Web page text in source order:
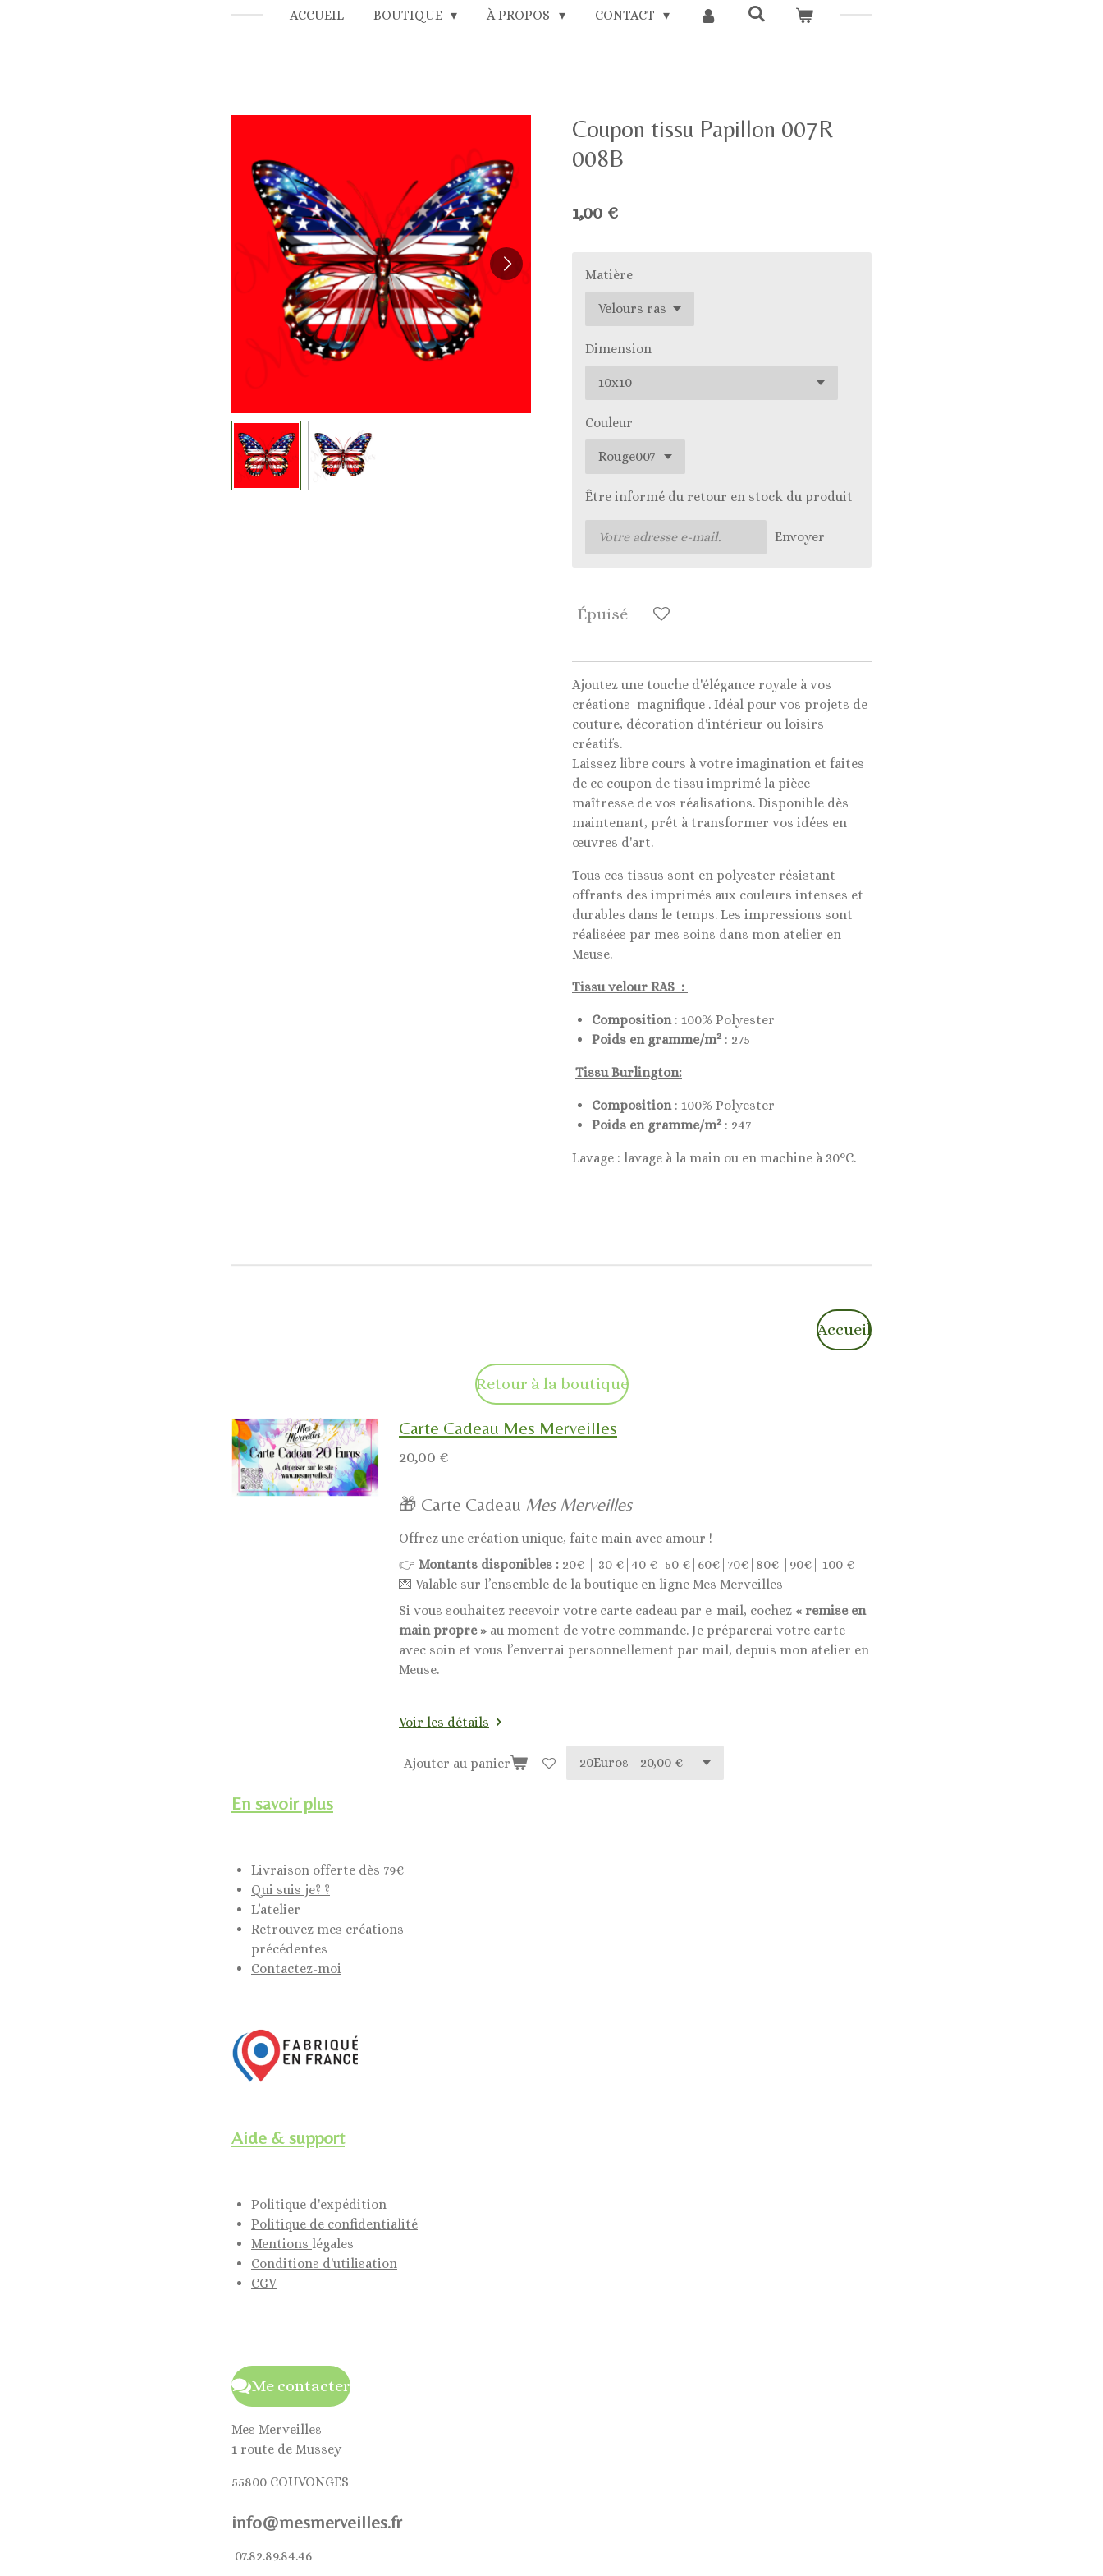
ACCUEIL BOUTIQUE À PROPOS CONTACT
Coupon tissu Papillon 007R
008B
1,00 €
Matière
Dimension
Couleur
Être informé du retour en stock du produit
Envoyer
Épuisé
Ajoutez une touche d'élégance royale à vos
créations magnifique . Idéal pour vos projets de
couture, décoration d'intérieur ou loisirs
créatifs.
Laissez libre cours à votre imagination et faites
de ce coupon de tissu imprimé la pièce
maîtresse de vos réalisations. Disponible dès
maintenant, prêt à transformer vos idées en
œuvres d'art.
Tous ces tissus sont en polyester résistant
offrants des imprimés aux couleurs intenses et
durables dans le temps. Les impressions sont
réalisées par mes soins dans mon atelier en
Meuse.
Tissu velour RAS :
Composition: 100% Polyester
Poids en gramme/m2 : 275
Tissu Burlington:
Composition: 100% Polyester
Poids en gramme/m2 : 247
Lavage : lavage à la main ou en machine à 30°C.
Accueil
Retour à la boutique
Carte Cadeau Mes Merveilles
20,00 €
🎁 Carte Cadeau Mes Merveilles
Offrez une création unique, faite main avec amour !
👉 Montants disponibles : 20€ | 30 €|40 €|50 €|60€|70€|80€ |90€| 100 €
💌 Valable sur l’ensemble de la boutique en ligne Mes Merveilles
Si vous souhaitez recevoir votre carte cadeau par e-mail, cochez « remise en
main propre » au moment de votre commande. Je préparerai votre carte
avec soin et vous l’enverrai personnellement par mail, depuis mon atelier en
Meuse.
Voir les détails
Ajouter au panier
En savoir plus
Livraison offerte dès 79€
Qui suis je? ?
L’atelier
Retrouvez mes créations
précédentes
Contactez-moi
Aide & support
Politique d'expédition
Politique de confidentialité
Mentions légales
Conditions d'utilisation
CGV
Me contacter
Mes Merveilles
1 route de Mussey
55800 COUVONGES
info@mesmerveilles.fr
07.82.89.84.46